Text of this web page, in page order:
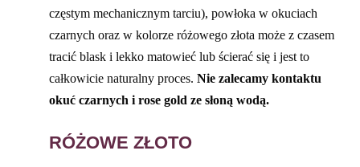
częstym mechanicznym tarciu), powłoka w okuciach
czarnych oraz w kolorze różowego złota może z czasem
tracić blask i lekko matowieć lub ścierać się i jest to
całkowicie naturalny proces. Nie zalecamy kontaktu
okuć czarnych i rose gold ze słoną wodą.
RÓŻOWE ZŁOTO